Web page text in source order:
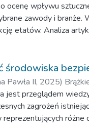
wpływu
zawody i
etatów. Analiza
Pawła II, 2025)
jest przeglądem
zagrożeń
reprezentujących
odpowiedzi